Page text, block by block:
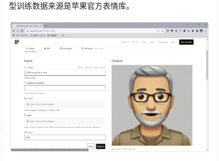
型训练数据来源是苹果官方表情库。